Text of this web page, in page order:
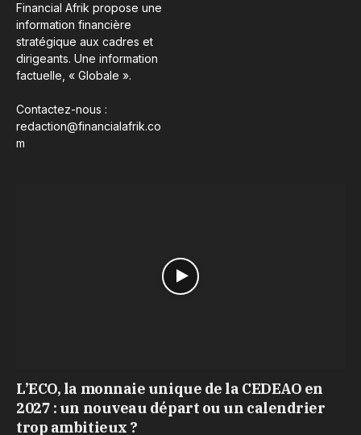
Financial Afrik propose une
information financière
stratégique aux cadres et
dirigeants. Une information
factuelle, « Globale ».
Contactez-nous :
redaction@financialafrik.co
m
L’ECO, la monnaie unique de la CEDEAO en
2027 : un nouveau départ ou un calendrier
trop ambitieux ?